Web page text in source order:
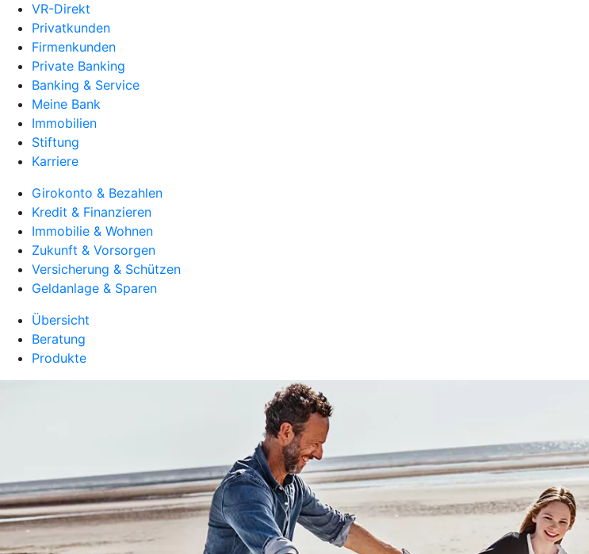
VR-Direkt
Privatkunden
Firmenkunden
Private Banking
Banking & Service
Meine Bank
Immobilien
Stiftung
Karriere
Girokonto & Bezahlen
Kredit & Finanzieren
Immobilie & Wohnen
Zukunft & Vorsorgen
Versicherung & Schützen
Geldanlage & Sparen
Übersicht
Beratung
Produkte